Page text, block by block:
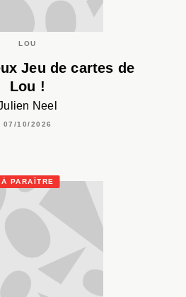
LOU
Jeu de cartes de
Lou !
Neel
07/10/2026
À PARAÎTRE